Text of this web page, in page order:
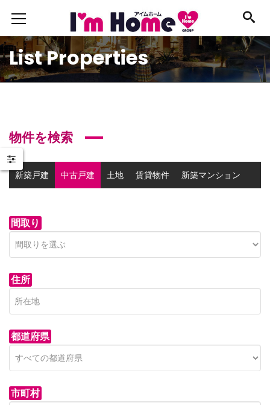
List Properties
物件を検索
新築戸建 中古戸建 土地 賃貸物件 新築マンション
間取り
住所
都道府県
市町村